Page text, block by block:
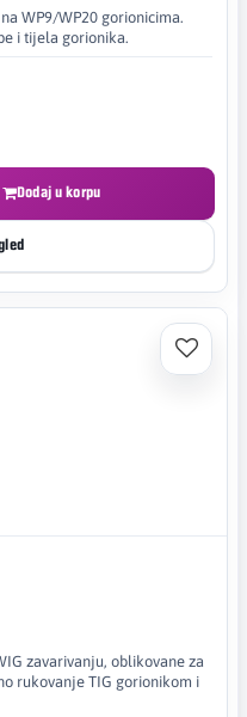
WP9/WP20 gorionicima.
i tijela gorionika.
Dodaj u korpu
zavarivanju, oblikovane za
rukovanje TIG gorionikom i